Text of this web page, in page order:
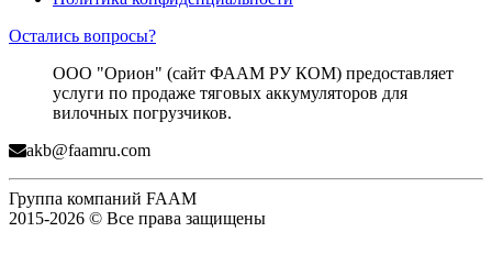
Остались вопросы?
ООО "Орион" (сайт ФААМ РУ КОМ) предоставляет
услуги по продаже тяговых аккумуляторов для
вилочных погрузчиков.
akb@faamru.com
Группа компаний FAAM
2015-2026 © Все права защищены